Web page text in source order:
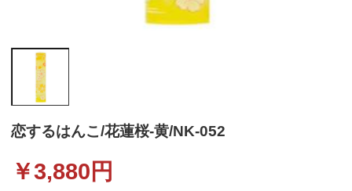
恋するはんこ/花蓮桜-黄/NK-052
￥3,880 円